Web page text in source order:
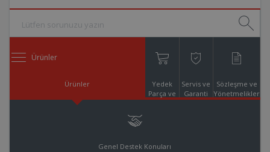
Ürünler
Ürünler
Yedek
Parça ve
Servis ve
Garanti
Sözleşme ve
Yönetmelikler
Genel Destek Konuları